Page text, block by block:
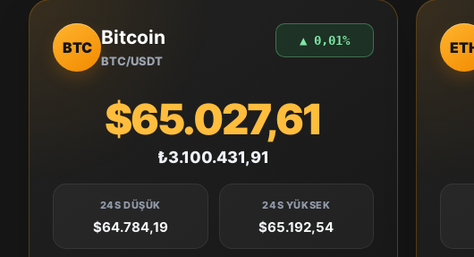
BTC Bitcoin
BTC/USDT
▲ 0,01%
$65.027,61
₺3.100.431,91
24S DÜŞÜK
$64.784,19
24S YÜKSEK
$65.192,54